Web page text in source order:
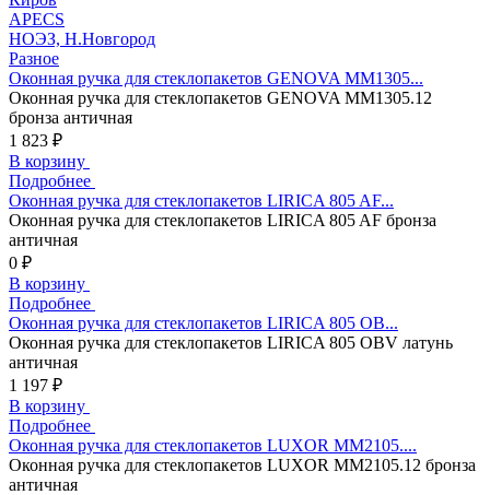
APECS
НОЭЗ, Н.Новгород
Разное
Оконная ручка для стеклопакетов GENOVA MM1305...
Оконная ручка для стеклопакетов GENOVA MM1305.12
бронза античная
1 823 ₽
В корзину
Подробнее
Оконная ручка для стеклопакетов LIRICA 805 AF...
Оконная ручка для стеклопакетов LIRICA 805 AF бронза
античная
0 ₽
В корзину
Подробнее
Оконная ручка для стеклопакетов LIRICA 805 OB...
Оконная ручка для стеклопакетов LIRICA 805 OBV латунь
античная
1 197 ₽
В корзину
Подробнее
Оконная ручка для стеклопакетов LUXOR MM2105....
Оконная ручка для стеклопакетов LUXOR MM2105.12 бронза
античная